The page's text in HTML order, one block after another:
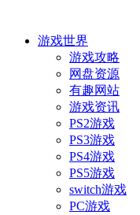
游戏世界
游戏攻略
网盘资源
有趣网站
游戏资讯
PS2游戏
PS3游戏
PS4游戏
PS5游戏
switch游戏
PC游戏